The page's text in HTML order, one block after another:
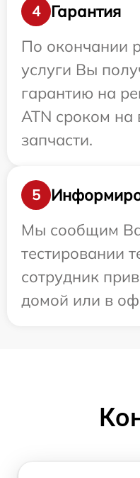
4
Гарантия
По окончании
услуги Вы
гарантию на
ATN сроком на
запчасти.
5
Мы сообщим
тестировании
сотрудник
домой или в